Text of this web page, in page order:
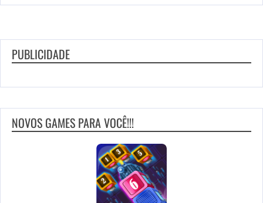
PUBLICIDADE
NOVOS GAMES PARA VOCÊ!!!